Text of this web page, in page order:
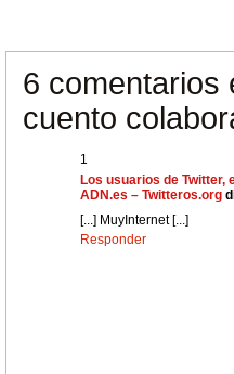
6 comentarios
cuento
1
Los usuarios de
ADN.es – Twitteros.org
[...] MuyInternet [...]
Responder